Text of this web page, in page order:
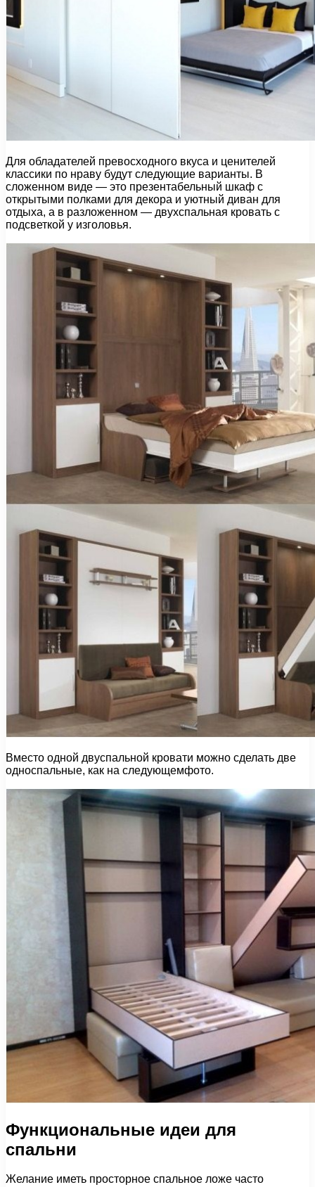
Для обладателей превосходного вкуса и ценителей
классики по нраву будут следующие варианты. В
сложенном виде — это презентабельный шкаф с
открытыми полками для декора и уютный диван для
отдыха, а в разложенном — двухспальная кровать с
подсветкой у изголовья.
Вместо одной двуспальной кровати можно сделать две
односпальные, как на следующемфото.
Функциональные идеи для
спальни
Желание иметь просторное спальное ложе часто